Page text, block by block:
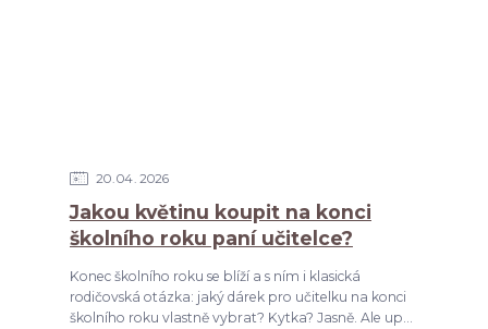
20 04 2026
Jakou květinu koupit na konci
školního roku paní učitelce?
Konec školního roku se blíží a s ním i klasická
rodičovská otázka: jaký dárek pro učitelku na konci
školního roku vlastně vybrat? Kytka? Jasně. Ale up...